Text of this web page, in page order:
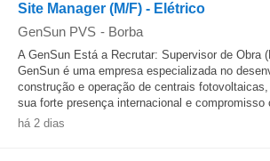
Site Manager (M/F) - Elétrico
GenSun PVS - Borba
A GenSun Está a Recrutar: Supervisor de Obra
GenSun é uma empresa especializada no
construção e operação de centrais
sua forte presença internacional e compromisso
há 2 dias